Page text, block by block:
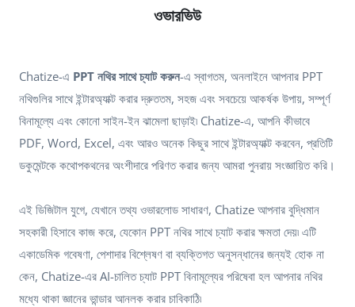
ওভারভিউ
Chatize-এ PPT নথির সাথে চ্যাট করুন-এ স্বাগতম, অনলাইনে আপনার PPT
নথিগুলির সাথে ইন্টারঅ্যাক্ট করার দ্রুততম, সহজ এবং সবচেয়ে আকর্ষক উপায়, সম্পূর্ণ
বিনামূল্যে এবং কোনো সাইন-ইন ঝামেলা ছাড়াই৷ Chatize-এ, আপনি কীভাবে
PDF, Word, Excel, এবং আরও অনেক কিছুর সাথে ইন্টারঅ্যাক্ট করবেন, প্রতিটি
ডকুমেন্টকে কথোপকথনের অংশীদারে পরিণত করার জন্য আমরা পুনরায় সংজ্ঞায়িত করি।
এই ডিজিটাল যুগে, যেখানে তথ্য ওভারলোড সাধারণ, Chatize আপনার বুদ্ধিমান
সহকারী হিসাবে কাজ করে, যেকোন PPT নথির সাথে চ্যাট করার ক্ষমতা দেয়৷ এটি
একাডেমিক গবেষণা, পেশাদার বিশ্লেষণ বা ব্যক্তিগত অনুসন্ধানের জন্যই হোক না
কেন, Chatize-এর AI-চালিত চ্যাট PPT বিনামূল্যের পরিষেবা হল আপনার নথির
মধ্যে থাকা জ্ঞানের ভান্ডার আনলক করার চাবিকাঠি৷